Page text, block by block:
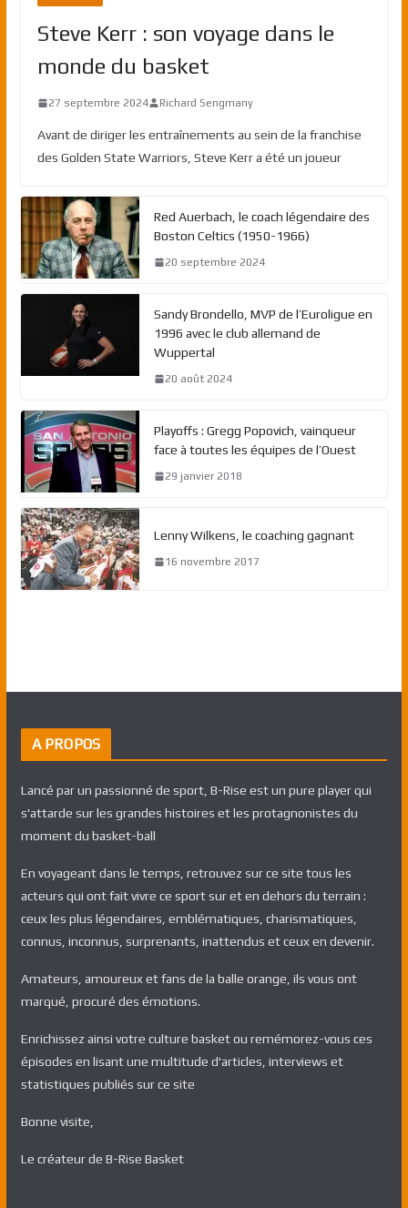
Steve Kerr : son voyage dans le
monde du basket
27 septembre 2024 Richard Sengmany
Avant de diriger les entraînements au sein de la franchise
des Golden State Warriors, Steve Kerr a été un joueur
Red Auerbach, le coach légendaire des
Boston Celtics (1950-1966)
20 septembre 2024
Sandy Brondello, MVP de l’Euroligue en
1996 avec le club allemand de
Wuppertal
20 août 2024
Playoffs : Gregg Popovich, vainqueur
face à toutes les équipes de l’Ouest
29 janvier 2018
Lenny Wilkens, le coaching gagnant
16 novembre 2017
A PROPOS
Lancé par un passionné de sport, B-Rise est un pure player qui
s'attarde sur les grandes histoires et les protagnonistes du
moment du basket-ball
En voyageant dans le temps, retrouvez sur ce site tous les
acteurs qui ont fait vivre ce sport sur et en dehors du terrain :
ceux les plus légendaires, emblématiques, charismatiques,
connus, inconnus, surprenants, inattendus et ceux en devenir.
Amateurs, amoureux et fans de la balle orange, ils vous ont
marqué, procuré des émotions.
Enrichissez ainsi votre culture basket ou remémorez-vous ces
épisodes en lisant une multitude d'articles, interviews et
statistiques publiés sur ce site
Bonne visite,
Le créateur de B-Rise Basket